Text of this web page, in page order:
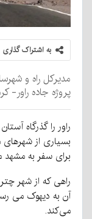
به اشتراک گذاری
مدیرکل راه و
پروژه جاده راور-
راور را گذرگاه
بسیاری از
برای سفر به مشهد
راهی که از شهر
آن به دیهوک می
می‌کند.